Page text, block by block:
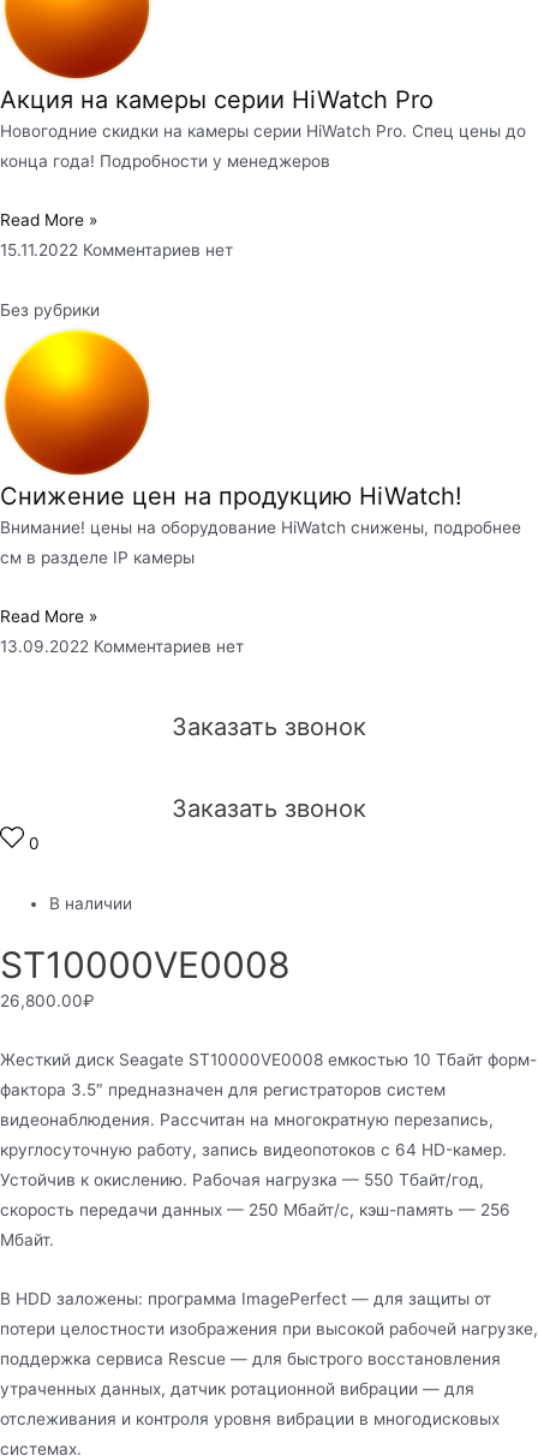
Акция на камеры серии HiWatch Pro
Новогодние скидки на камеры серии HiWatch Pro. Спец цены до
конца года! Подробности у менеджеров
Read More »
15.11.2022 Комментариев нет
Без рубрики
Снижение цен на продукцию HiWatch!
Внимание! цены на оборудование HiWatch снижены, подробнее
см в разделе IP камеры
Read More »
13.09.2022 Комментариев нет
Заказать звонок
Заказать звонок
0
В наличии
ST10000VE0008
26,800.00₽
Жесткий диск Seagate ST10000VE0008 емкостью 10 Тбайт форм-
фактора 3.5″ предназначен для регистраторов систем
видеонаблюдения. Рассчитан на многократную перезапись,
круглосуточную работу, запись видеопотоков с 64 HD-камер.
Устойчив к окислению. Рабочая нагрузка — 550 Тбайт/год,
скорость передачи данных — 250 Мбайт/с, кэш-память — 256
Мбайт.
В HDD заложены: программа ImagePerfect — для защиты от
потери целостности изображения при высокой рабочей нагрузке,
поддержка сервиса Rescue — для быстрого восстановления
утраченных данных, датчик ротационной вибрации — для
отслеживания и контроля уровня вибрации в многодисковых
системах.